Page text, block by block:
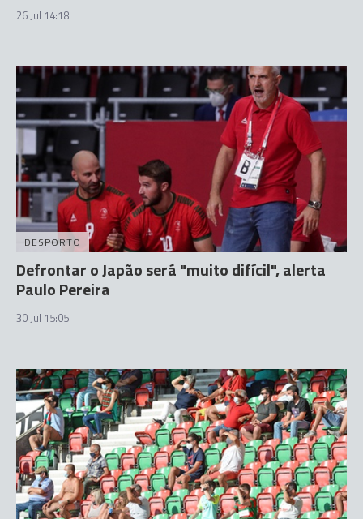
26 Jul 14:18
DESPORTO
Defrontar o Japão será "muito difícil", alerta
Paulo Pereira
30 Jul 15:05